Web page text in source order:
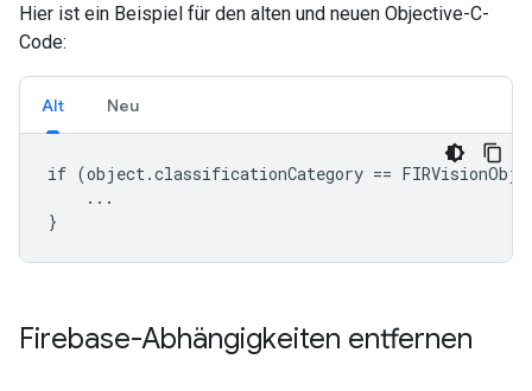
Hier ist ein Beispiel für den alten und neuen Objective-C-
Code:
Alt Neu
if (object.classificationCategory ==
    ...
}
Firebase-Abhängigkeiten entfernen